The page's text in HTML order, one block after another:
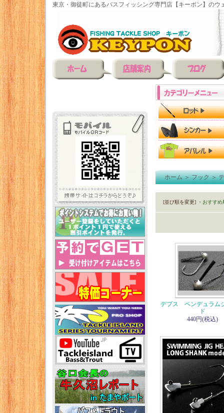
東京・御徒町にあるバスフィッシング専門店【キーポン】のウ
ホーム＞フック＞
[並び順を変更] ・おすすめ
デプス ペンデュラム
ド
440円(税込)